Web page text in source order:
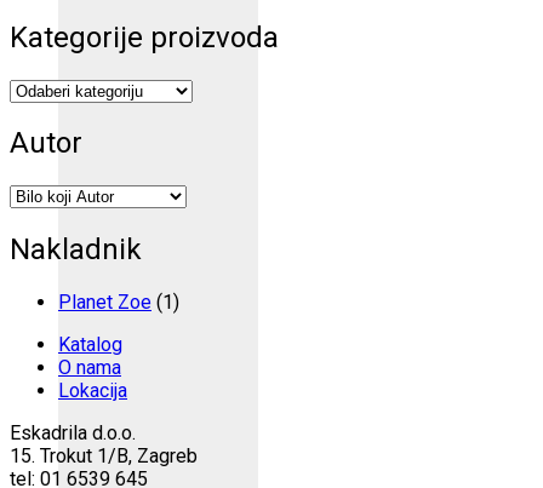
Kategorije proizvoda
Autor
Nakladnik
Planet Zoe (1)
Katalog
O nama
Lokacija
Eskadrila d.o.o.
15. Trokut 1/B, Zagreb
tel: 01 6539 645